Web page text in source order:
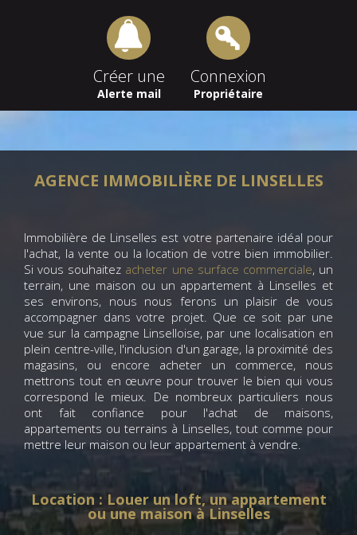
Créer une
Alerte mail
Connexion
Propriétaire
AGENCE IMMOBILIÈRE DE LINSELLES
Immobilière de Linselles est votre partenaire idéal pour
l'achat, la vente ou la location de votre bien immobilier.
Si vous souhaitez acheter une surface commerciale, un
terrain, une maison ou un appartement à Linselles et
ses environs, nous nous ferons un plaisir de vous
accompagner dans votre projet. Que ce soit par une
vue sur la campagne Linselloise, par une localisation en
plein centre-ville, l'inclusion d'un garage, la proximité des
magasins, ou encore acheter un commerce, nous
mettrons tout en œuvre pour trouver le bien qui vous
correspond le mieux. De nombreux particuliers nous
ont fait confiance pour l'achat de maisons,
appartements ou terrains à Linselles, tout comme pour
mettre leur maison ou leur appartement à vendre.
Location : Louer un loft, un appartement
ou une maison à Linselles